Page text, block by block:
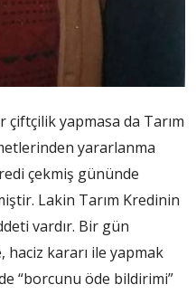
yapmasa da Tarım
yararlanma
çekmiş gününde
Lakin Tarım Kredinin
vardır. Bir gün
haciz kararı ile yapmak
“borcunu öde bildirimi”